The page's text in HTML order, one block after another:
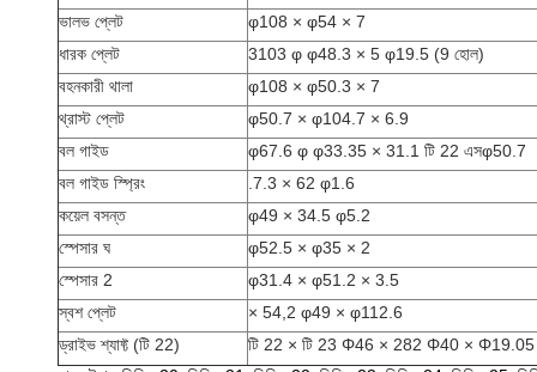
ভালভ প্লেট
φ108 × φ54 × 7
ধারক প্লেট
3103 φ φ48.3 × 5 φ19.5 (9 হোল)
বহনকারী থালা
φ108 × φ50.3 × 7
থ্রাস্ট প্লেট
φ50.7 × φ104.7 × 6.9
বল গাইড
φ67.6 φ φ33.35 × 31.1 টি 22 এসφ50.7
বল গাইড স্প্রিং
.7.3 × 62 φ1.6
কয়েল বসন্ত
φ49 × 34.5 φ5.2
স্পেসার ঘ
φ52.5 × φ35 × 2
স্পেসার 2
φ31.4 × φ51.2 × 3.5
স্বশ প্লেট
× 54,2 φ49 × φ112.6
ড্রাইভ শ্যাফ্ট (টি 22)
টি 22 × টি 23 Φ46 × 282 Φ40 × Φ19.05